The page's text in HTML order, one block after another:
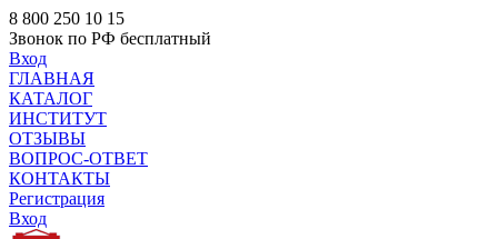
8 800 250 10 15
Звонок по РФ бесплатный
Вход
ГЛАВНАЯ
КАТАЛОГ
ИНСТИТУТ
ОТЗЫВЫ
ВОПРОС-ОТВЕТ
КОНТАКТЫ
Регистрация
Вход